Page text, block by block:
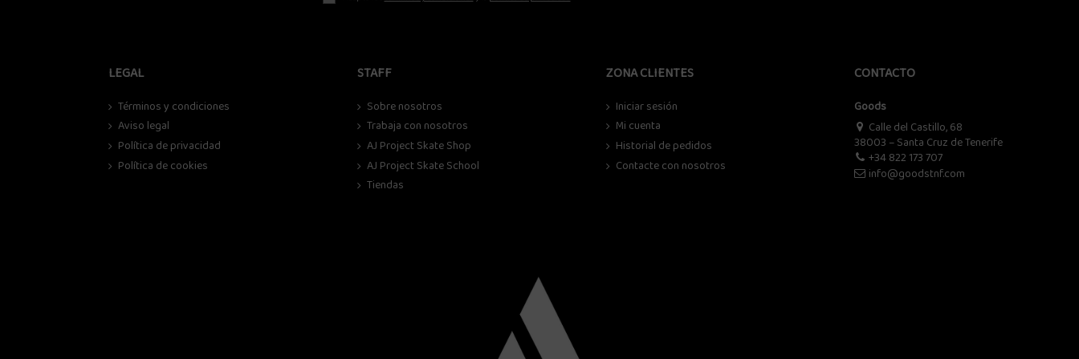
LEGAL
Términos y condiciones
Aviso legal
Política de privacidad
Política de cookies
STAFF
Sobre nosotros
Trabaja con nosotros
AJ Project Skate Shop
AJ Project Skate School
Tiendas
ZONA CLIENTES
Iniciar sesión
Mi cuenta
Historial de pedidos
Contacte con nosotros
CONTACTO
Goods
Calle del Castillo, 68
38003 – Santa Cruz de Tenerife
+34 822 173 707
info@goodstnf.com